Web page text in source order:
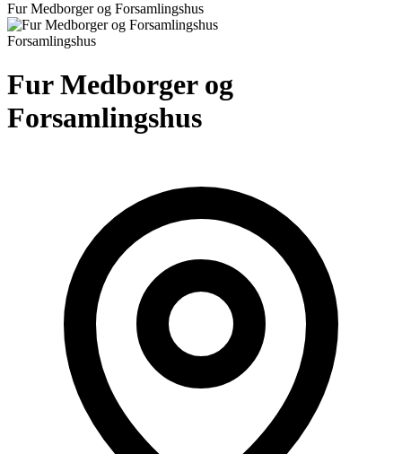
Fur Medborger og Forsamlingshus
Forsamlingshus
Fur Medborger og
Forsamlingshus